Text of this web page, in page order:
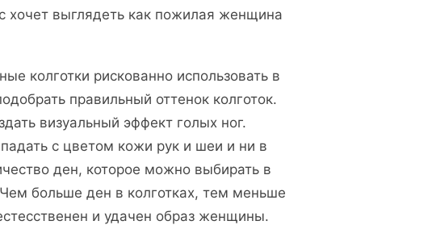
хочет выглядеть как пожилая женщина
колготки рискованно использовать в
правильный оттенок колготок.
визуальный эффект голых ног.
с цветом кожи рук и шеи и ни в
ден, которое можно выбирать в
больше ден в колготках, тем меньше
и удачен образ женщины.